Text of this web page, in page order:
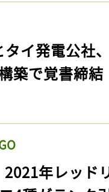
タイ発電公社
築で覚書締結
2021年レッ